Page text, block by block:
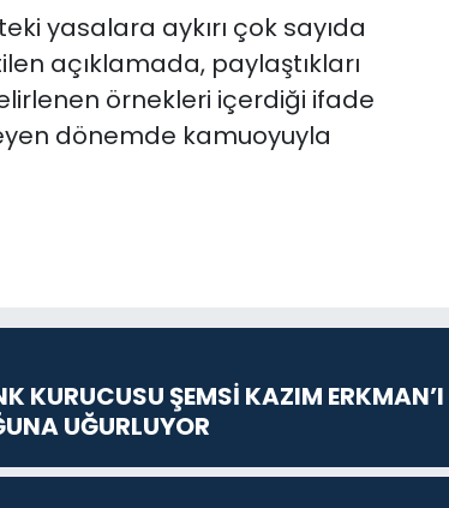
yasalara aykırı çok sayıda
açıklamada, paylaştıkları
örnekleri içerdiği ifade
dönemde kamuoyuyla
KURUCUSU ŞEMSİ KAZIM ERKMAN’I
UĞURLUYOR